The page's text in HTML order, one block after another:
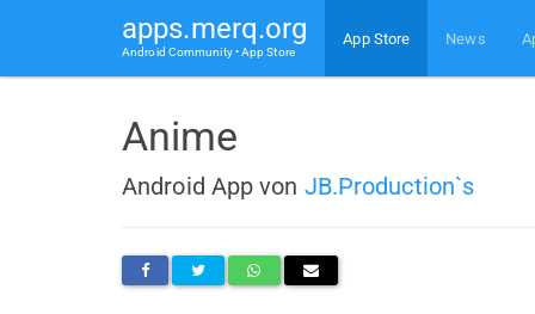
apps.merq.org
Android Community • App Store
App Store News
Anime
Android App von JB.Production`s